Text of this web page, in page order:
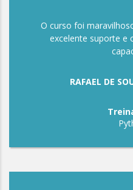
O curso foi
excelente suporte e
RAFAEL DE